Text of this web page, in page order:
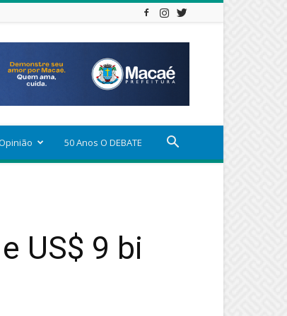
50 Anos O DEBATE
US$ 9 bi